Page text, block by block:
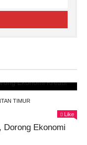
TIMUR
Like
Dorong Ekonomi